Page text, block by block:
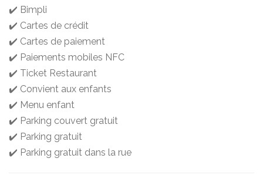
✔️ Bimpli
✔️ Cartes de crédit
✔️ Cartes de paiement
✔️ Paiements mobiles NFC
✔️ Ticket Restaurant
✔️ Convient aux enfants
✔️ Menu enfant
✔️ Parking couvert gratuit
✔️ Parking gratuit
✔️ Parking gratuit dans la rue